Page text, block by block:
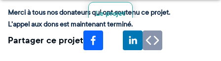
Le projet
Merci à tous nos donateurs qui ont soutenu ce projet.
L'appel aux dons est maintenant terminé.
Partager ce projet